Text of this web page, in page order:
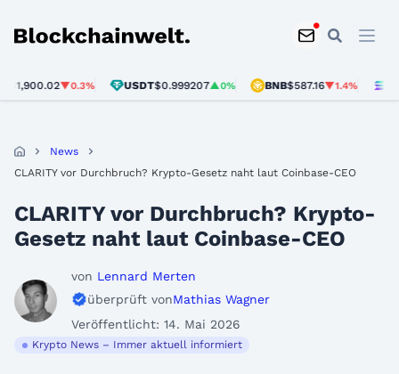
Blockchainwelt
▼0.3% USDT$0.999207▲0% BNB$587.16▼1.4% SOL
News
CLARITY vor Durchbruch? Krypto-Gesetz naht laut Coinbase-CEO
CLARITY vor Durchbruch? Krypto-
Gesetz naht laut Coinbase-CEO
von Lennard Merten
überprüft vonMathias Wagner
Veröffentlicht: 14. Mai 2026
Krypto News – Immer aktuell informiert